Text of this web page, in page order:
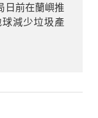
日前在蘭嶼推
減少垃圾產